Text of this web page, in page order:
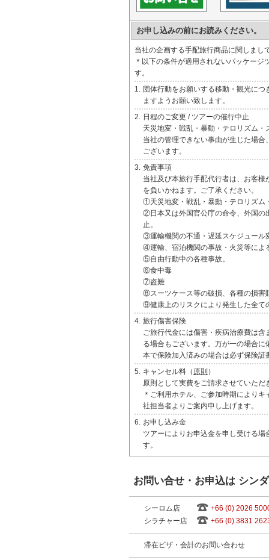
お申し込みの前にお読みください。
当社の企画する手配旅行商品に関しまし
＊以下の条件が適用されないパッケー
す。
1. 団体行動をお願いする移動・観光に
ますようお願い致します。
2. 日程のご変更 / ツアーの催行中止
天災地変・戦乱・暴動・テロリズム
当社の管理できない事由が生じた場
ございます。
3. 免責事項
当社及び本旅行手配代行者は、お客
を負いかねます。ご了承ください。
①天災地変・戦乱・暴動・テロリズム
②日本又は外国官公庁の命令、外国の
止。
③運輸機関の不通・遅延スケジュール
④運輸、宿泊機関の事故・火災等によ
⑤自由行動中の各種事故。
⑥食中毒
⑦盗難
⑧スーツケース等の破損、各種の損害
⑨健康上のリスクにより発生した全て
4. 旅行傷害保険
ご旅行代金には傷害・疾病治療費は
る場合もございます。万が一の場合
本で保険加入済みの場合は必ず保険証
5. キャンセル料（ 原則 ）
原則として実費をご請求させていただ
＊ご利用ホテル、ご参加時期により
社担当者よりご案内申し上げます。
6. お申し込み金
ツアーによりお申込金を申し受ける
す。
お問い合せ・お申込は シン
シーロム店
+66 (0) 2026
シラチャー店
+66 (0) 3831
滞在ビザ・会計のお問い合わせ